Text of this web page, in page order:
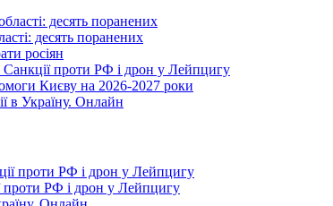
десять поранених
росіян
проти РФ і дрон у Лейпцигу
Києву на 2026-2027 роки
в Україну. Онлайн
проти РФ і дрон у Лейпцигу